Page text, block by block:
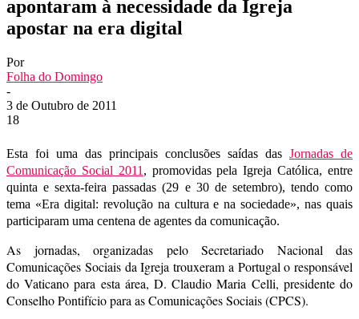
apontaram à necessidade da Igreja
apostar na era digital
Por
Folha do Domingo
-
3 de Outubro de 2011
18
Esta foi uma das principais conclusões saídas das Jornadas de
Comunicação Social 2011 , promovidas pela Igreja Católica, entre
quinta e sexta-feira passadas (29 e 30 de setembro), tendo como
tema «Era digital: revolução na cultura e na sociedade», nas quais
participaram uma centena de agentes da comunicação.
As jornadas, organizadas pelo Secretariado Nacional das
Comunicações Sociais da Igreja trouxeram a Portugal o responsável
do Vaticano para esta área, D. Claudio Maria Celli, presidente do
Conselho Pontifício para as Comunicações Sociais (CPCS).